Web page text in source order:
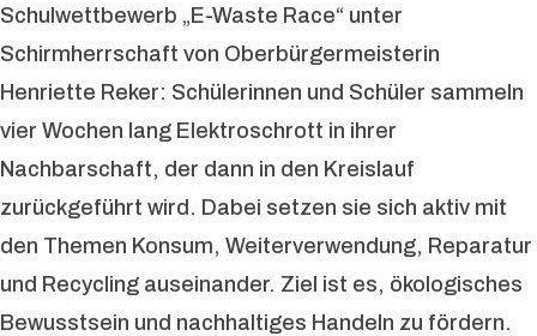
Schulwettbewerb „E-Waste Race“ unter
Schirmherrschaft von Oberbürgermeisterin
Henriette Reker: Schülerinnen und Schüler sammeln
vier Wochen lang Elektroschrott in ihrer
Nachbarschaft, der dann in den Kreislauf
zurückgeführt wird. Dabei setzen sie sich aktiv mit
den Themen Konsum, Weiterverwendung, Reparatur
und Recycling auseinander. Ziel ist es, ökologisches
Bewusstsein und nachhaltiges Handeln zu fördern.